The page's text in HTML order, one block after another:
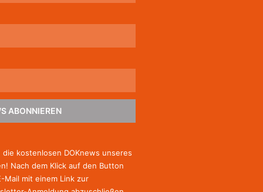
ABONNIEREN
kostenlosen DOKnews unseres
Nach dem Klick auf den Button
Mail mit einem Link zur